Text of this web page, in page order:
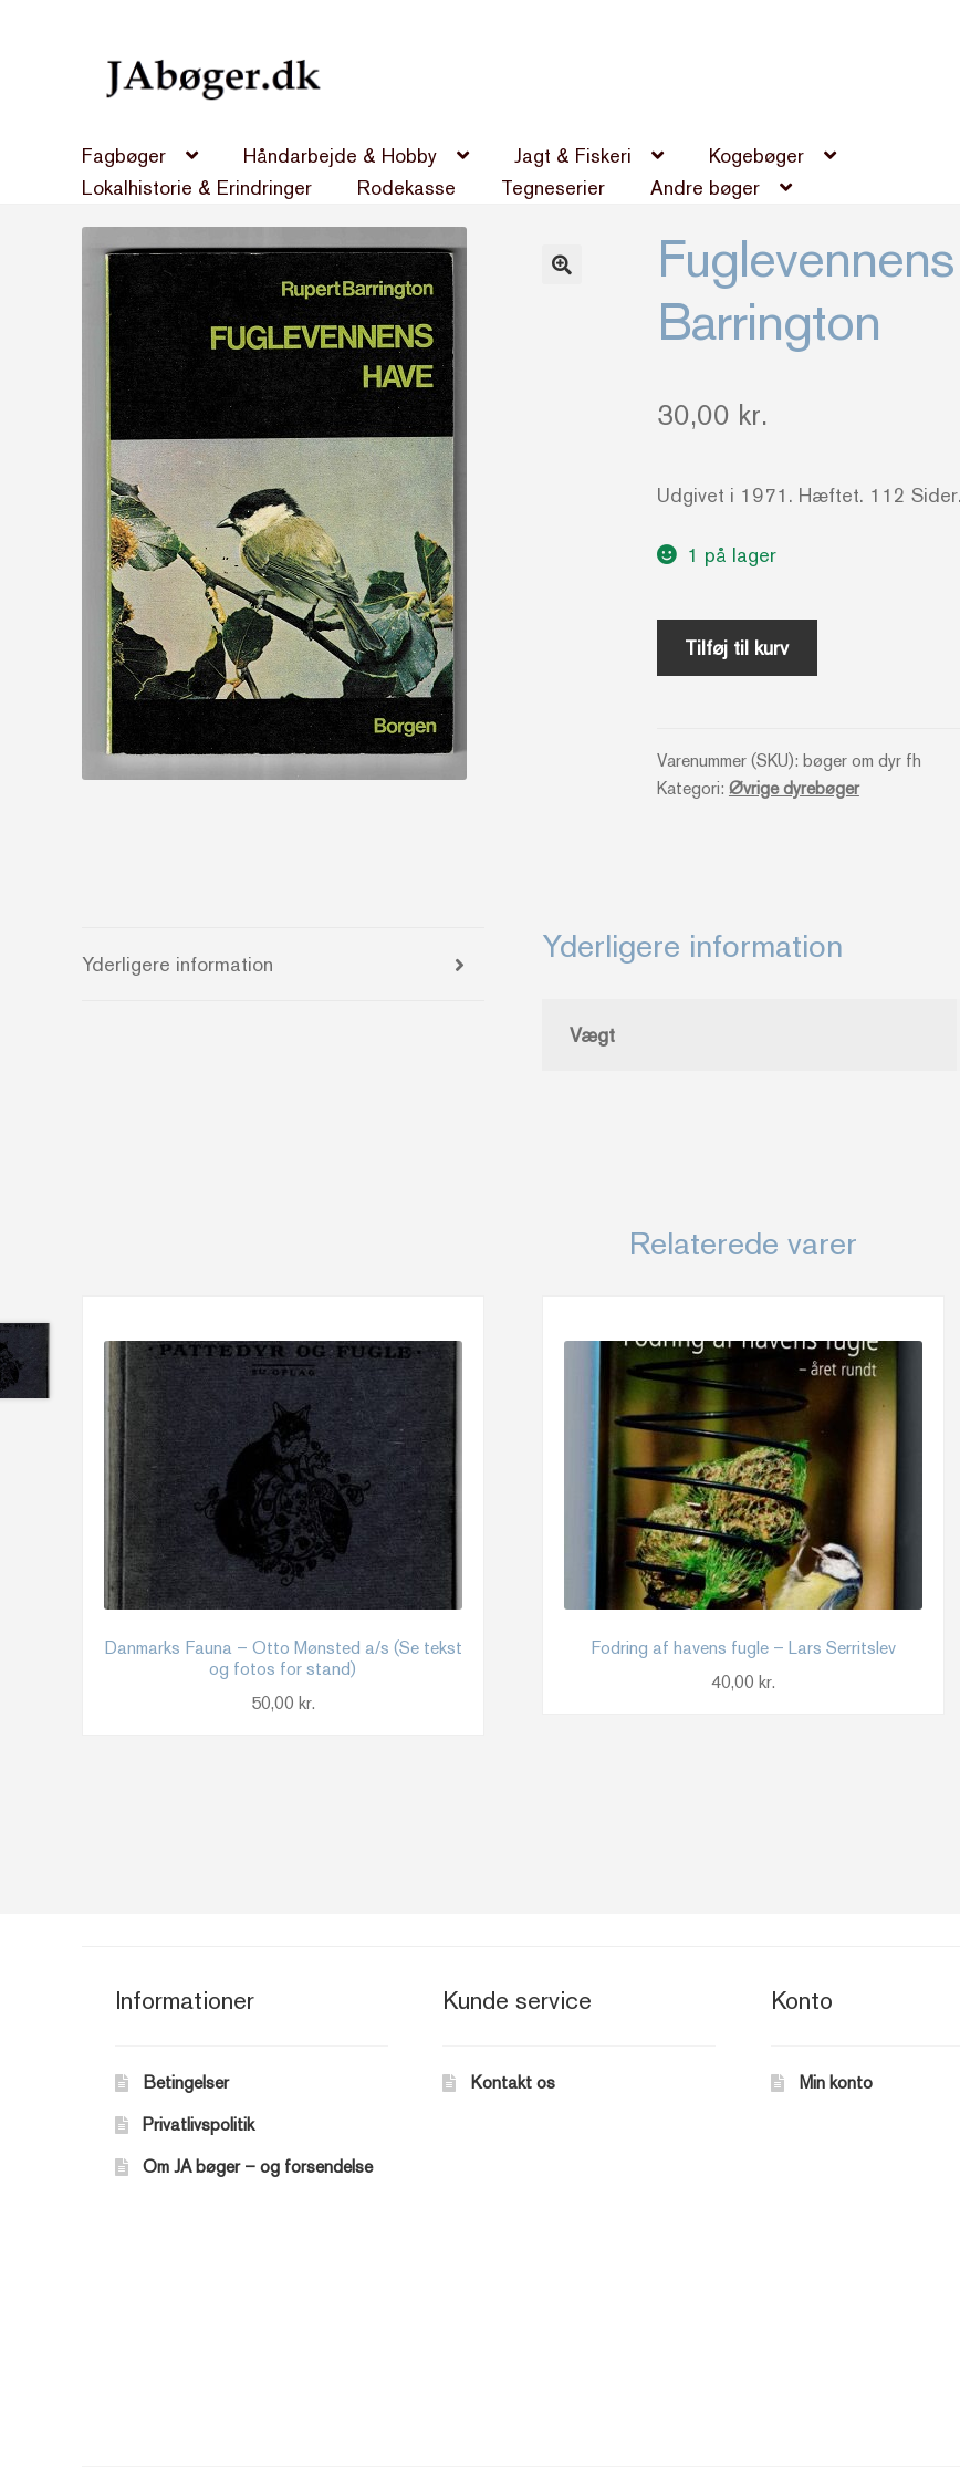
Spring
Spring
Fagbøger Håndarbejde & Hobby Jagt & Fiskeri
Kogebøger
Lokalhistorie & Erindringer
Rodekasse Tegneserier Andre bøger
Barrington
30,00 kr.
Udgivet i 1971. Hæftet. 112 Sider.
1 på lager
Fuglevennens
Barrington
antal
Tilføj til kurv
Varenummer (SKU): bøger om dyr fh
Kategori: Øvrige dyrebøger
Yderligere information Yderligere information
Vægt
Relaterede varer
Danmarks Fauna – Otto Mønsted a/s (Se tekst
og fotos for stand)
50,00 kr.
Fodring af havens fugle – Lars Serritslev
40,00 kr.
Informationer
Betingelser
Privatlivspolitik
Om JA bøger – og forsendelse
Kunde service
Kontakt os
Konto
Min konto